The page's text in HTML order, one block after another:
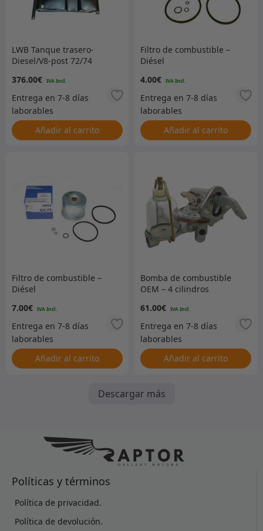
LWB Tanque trasero-
Diesel/V8-post 72/74
metálico)
376.00€
Añadir al carrito
Filtro de combustible –
Diésel
4.00€
Añadir al carrito
Filtro de combustible –
Diésel
7.00€
Añadir al carrito
Bomba de combustible
OEM – 4 cilindros
61.00€
Añadir al carrito
Descargar más
Políticas y términos
Política de privacidad.
Política de devolución.